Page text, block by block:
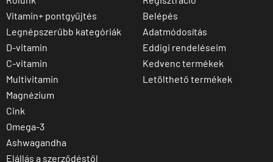
Vitamin+ pontgyűjtés
Legnépszerűbb kategóriák
D-vitamin
C-vitamin
Multivitamin
Magnézium
Cink
Omega-3
Ashwagandha
Elállás a szerződéstől
Belépés
Adatmódosítás
Eddigi rendeléseim
Kedvenc termékek
Letölthető termékek